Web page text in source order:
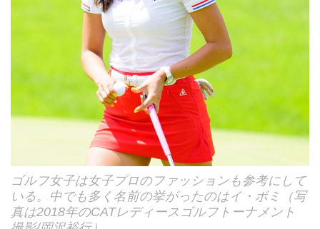
ゴルフ女子は女子プロのファッションも参考にして
いる。中でも多く名前の挙がったのはイ・ボミ（写
真は2018年のCATレディースゴルフトーナメント